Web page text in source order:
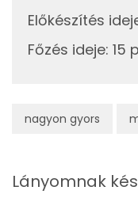
nagyon gyors
Összesen
Előkészítés
Főzés ideje: 15 p
Lányomnak